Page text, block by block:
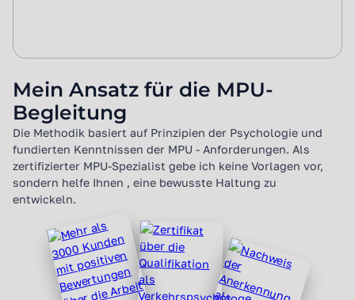
Mein Ansatz für die MPU-
Begleitung
Die Methodik basiert auf Prinzipien der Psychologie und
fundierten Kenntnissen der MPU - Anforderungen. Als
zertifizierter MPU-Spezialist gebe ich keine Vorlagen vor,
sondern helfe Ihnen , eine bewusste Haltung zu
entwickeln.